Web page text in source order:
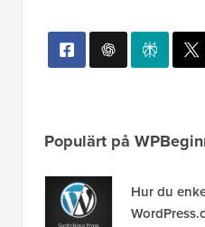
Populärt på
Hur du